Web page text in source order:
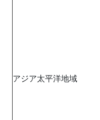
アジア太平洋地域